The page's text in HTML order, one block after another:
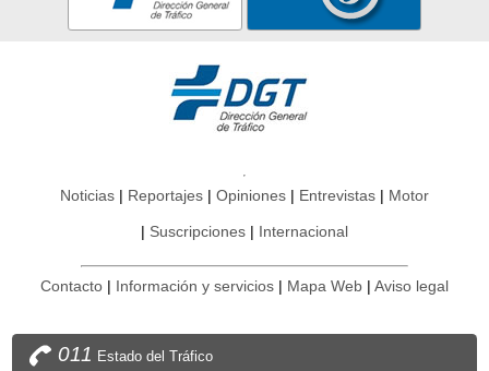
Noticias Reportajes Opiniones Entrevistas Motor
Suscripciones Internacional
Contacto Información y servicios Mapa Web Aviso legal
011 Estado del Tráfico